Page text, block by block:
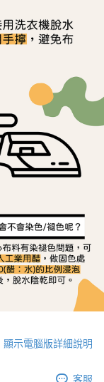
現惡意使用之情形，
採取法律行動。
顯示電腦版詳細說明
客服